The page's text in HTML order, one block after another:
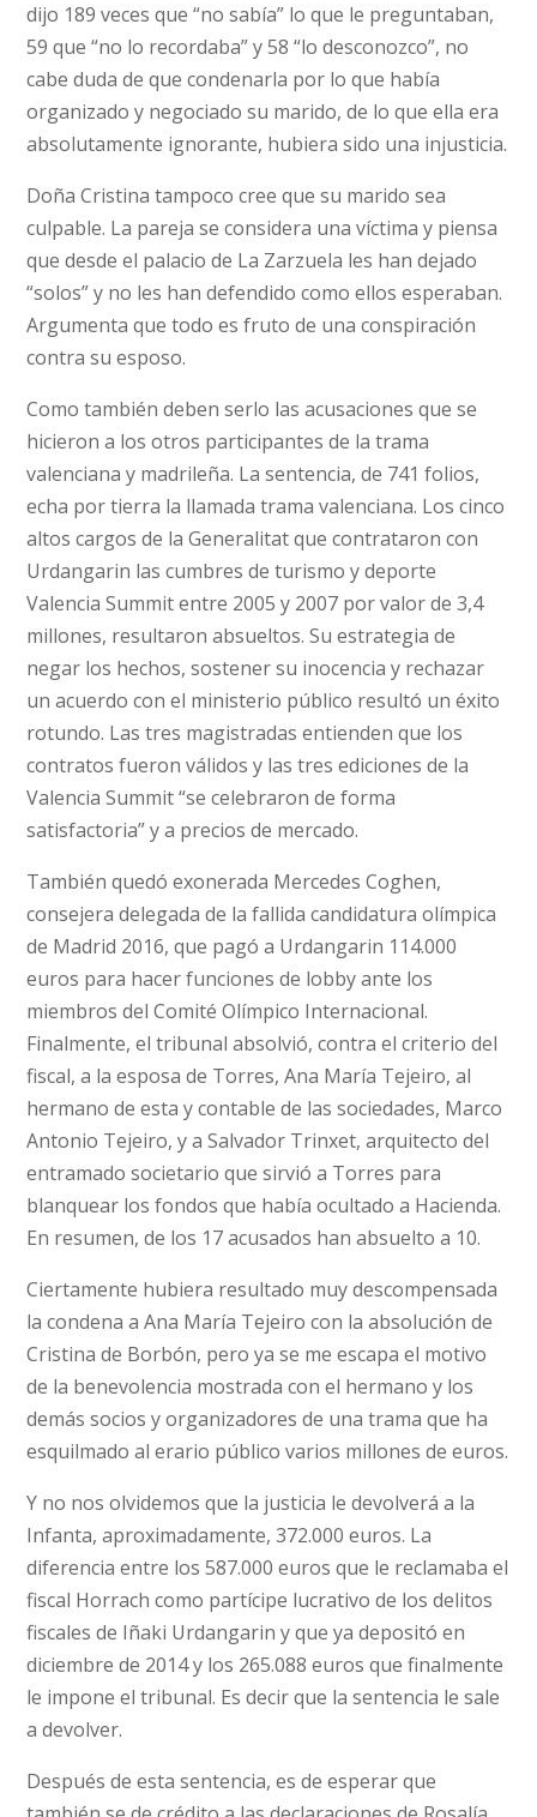
dijo 189 veces que “no sabía” lo que le preguntaban,
59 que “no lo recordaba” y 58 “lo desconozco”, no
cabe duda de que condenarla por lo que había
organizado y negociado su marido, de lo que ella era
absolutamente ignorante, hubiera sido una injusticia.
Doña Cristina tampoco cree que su marido sea
culpable. La pareja se considera una víctima y piensa
que desde el palacio de La Zarzuela les han dejado
“solos” y no les han defendido como ellos esperaban.
Argumenta que todo es fruto de una conspiración
contra su esposo.
Como también deben serlo las acusaciones que se
hicieron a los otros participantes de la trama
valenciana y madrileña. La sentencia, de 741 folios,
echa por tierra la llamada trama valenciana. Los cinco
altos cargos de la Generalitat que contrataron con
Urdangarin las cumbres de turismo y deporte
Valencia Summit entre 2005 y 2007 por valor de 3,4
millones, resultaron absueltos. Su estrategia de
negar los hechos, sostener su inocencia y rechazar
un acuerdo con el ministerio público resultó un éxito
rotundo. Las tres magistradas entienden que los
contratos fueron válidos y las tres ediciones de la
Valencia Summit “se celebraron de forma
satisfactoria” y a precios de mercado.
También quedó exonerada Mercedes Coghen,
consejera delegada de la fallida candidatura olímpica
de Madrid 2016, que pagó a Urdangarin 114.000
euros para hacer funciones de lobby ante los
miembros del Comité Olímpico Internacional.
Finalmente, el tribunal absolvió, contra el criterio del
fiscal, a la esposa de Torres, Ana María Tejeiro, al
hermano de esta y contable de las sociedades, Marco
Antonio Tejeiro, y a Salvador Trinxet, arquitecto del
entramado societario que sirvió a Torres para
blanquear los fondos que había ocultado a Hacienda.
En resumen, de los 17 acusados han absuelto a 10.
Ciertamente hubiera resultado muy descompensada
la condena a Ana María Tejeiro con la absolución de
Cristina de Borbón, pero ya se me escapa el motivo
de la benevolencia mostrada con el hermano y los
demás socios y organizadores de una trama que ha
esquilmado al erario público varios millones de euros.
Y no nos olvidemos que la justicia le devolverá a la
Infanta, aproximadamente, 372.000 euros. La
diferencia entre los 587.000 euros que le reclamaba el
fiscal Horrach como partícipe lucrativo de los delitos
fiscales de Iñaki Urdangarin y que ya depositó en
diciembre de 2014 y los 265.088 euros que finalmente
le impone el tribunal. Es decir que la sentencia le sale
a devolver.
Después de esta sentencia, es de esperar que